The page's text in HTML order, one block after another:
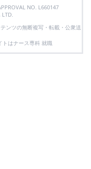
NO. L660147
ンツの無断複写・転載・公衆送
トはナース専科 就職